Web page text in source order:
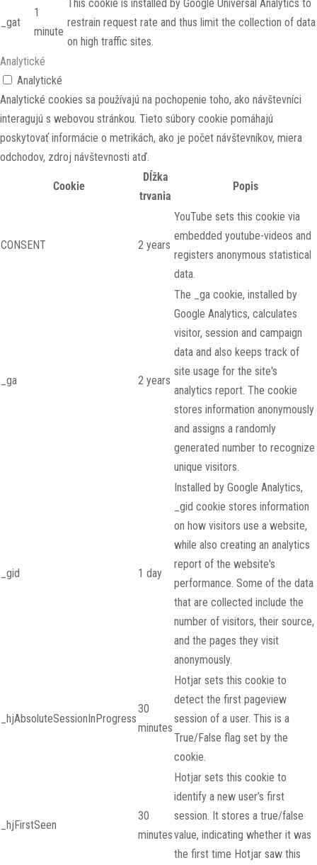
_gat
1
minute
This cookie is installed by Google Universal Analytics to
restrain request rate and thus limit the collection of data
on high traffic sites.
Analytické
Analytické
Analytické cookies sa používajú na pochopenie toho, ako návštevníci
interagujú s webovou stránkou. Tieto súbory cookie pomáhajú
poskytovať informácie o metrikách, ako je počet návštevníkov, miera
odchodov, zdroj návštevnosti atď.
Cookie
Dĺžka
trvania
Popis
CONSENT 2 years
YouTube sets this cookie via
embedded youtube-videos and
registers anonymous statistical
data.
_ga 2 years
The _ga cookie, installed by
Google Analytics, calculates
visitor, session and campaign
data and also keeps track of
site usage for the site's
analytics report. The cookie
stores information anonymously
and assigns a randomly
generated number to recognize
unique visitors.
_gid 1 day
Installed by Google Analytics,
_gid cookie stores information
on how visitors use a website,
while also creating an analytics
report of the website's
performance. Some of the data
that are collected include the
number of visitors, their source,
and the pages they visit
anonymously.
_hjAbsoluteSessionInProgress
30
minutes
Hotjar sets this cookie to
detect the first pageview
session of a user. This is a
True/False flag set by the
cookie.
_hjFirstSeen
30
minutes
Hotjar sets this cookie to
identify a new user’s first
session. It stores a true/false
value, indicating whether it was
the first time Hotjar saw this